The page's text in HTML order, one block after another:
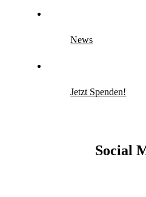
News
Jetzt Spenden!
Social